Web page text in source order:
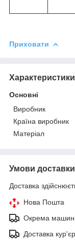
Приховати
Характеристики
Основні
Виробник
Країна виробник
Матеріал
Умови доставки
Доставка
Нова Пошта
Окрема
Доставка